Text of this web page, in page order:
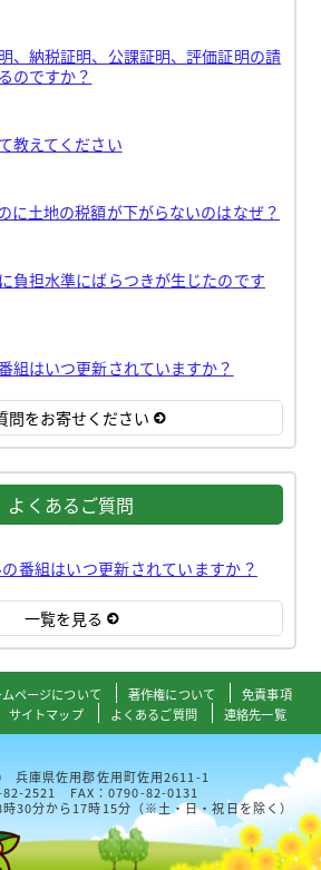
、納税証明、公課証明、評価証明の請
のですか？
教えてください
に土地の税額が下がらないのはなぜ？
負担水準にばらつきが生じたのです
組はいつ更新されていますか？
問をお寄せください
よくあるご質問
番組はいつ更新されていますか？
一覧を見る
ページについて 著作権について
免責事項
サイトマップ よくあるご質問 連絡先一覧
兵庫県佐用郡佐用町佐用2611-1
82-2521 FAX：0790-82-0131
30分から17時15分（※土・日・祝日を除く）